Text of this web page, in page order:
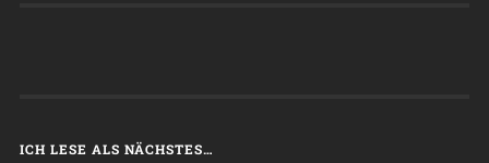
ICH LESE ALS NÄCHSTES…